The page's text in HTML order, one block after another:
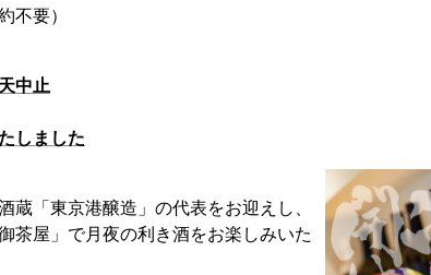
不要）
中止
しました
蔵「東京港醸造」の代表をお迎えし、
茶屋」で月夜の利き酒をお楽しみいた